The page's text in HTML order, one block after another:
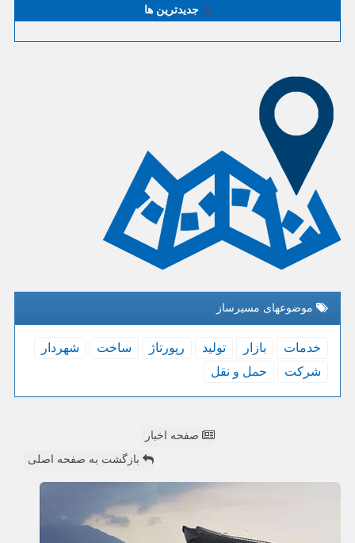
جدیدترین ها
موضوعهای مسیرساز
خدمات بازار تولید رپورتاژ ساخت
شهردار
شركت
حمل و نقل
صفحه اخبار
بازگشت به صفحه اصلی